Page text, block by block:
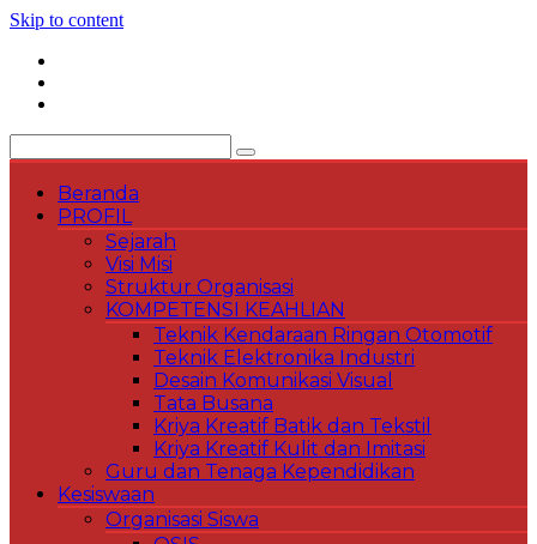
Skip to content
Beranda
PROFIL
Sejarah
Visi Misi
Struktur Organisasi
KOMPETENSI KEAHLIAN
Teknik Kendaraan Ringan Otomotif
Teknik Elektronika Industri
Desain Komunikasi Visual
Tata Busana
Kriya Kreatif Batik dan Tekstil
Kriya Kreatif Kulit dan Imitasi
Guru dan Tenaga Kependidikan
Kesiswaan
Organisasi Siswa